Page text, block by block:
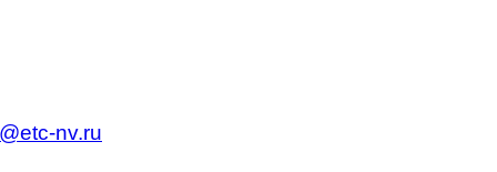
nv.ru